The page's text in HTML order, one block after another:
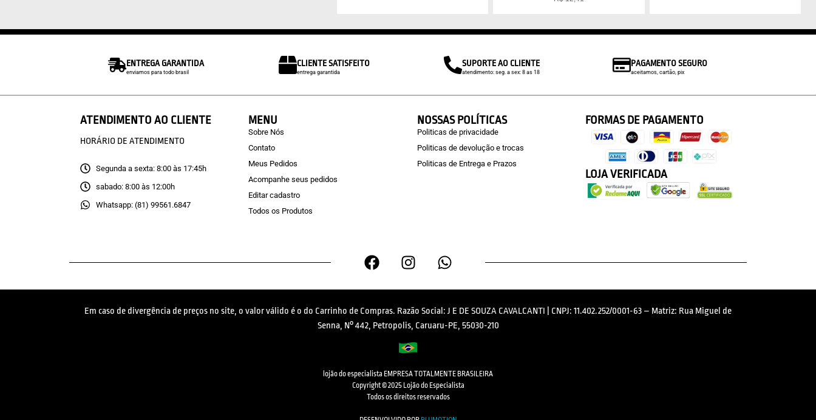
ENTREGA GARANTIDA
enviamos para todo brasil
CLIENTE SATISFEITO
entrega garantida
SUPORTE AO CLIENTE
atendimento: seg. a sex: 8 as 18
PAGAMENTO SEGURO
aceitamos, cartão, pix
ATENDIMENTO AO CLIENTE
HORÁRIO DE ATENDIMENTO
Segunda a sexta: 8:00 às 17:45h
sabado: 8:00 às 12:00h
Whatsapp: (81) 99561.6847
MENU
Sobre Nós
Contato
Meus Pedidos
Acompanhe seus pedidos
Editar cadastro
Todos os Produtos
NOSSAS POLÍTICAS
Politicas de privacidade
Politicas de devolução e trocas
Politicas de Entrega e Prazos
FORMAS DE PAGAMENTO
LOJA VERIFICADA
Em caso de divergência de preços no site, o valor válido é o do Carrinho de Compras. Razão Social: J E DE SOUZA CAVALCANTI | CNPJ: 11.402.252/0001-63 – Matriz: Rua Miguel de
Senna, N° 442, Petropolis, Caruaru-PE, 55030-210
lojão do especialista EMPRESA TOTALMENTE BRASILEIRA
Copyright © 2025 Lojão do Especialista
Todos os direitos reservados